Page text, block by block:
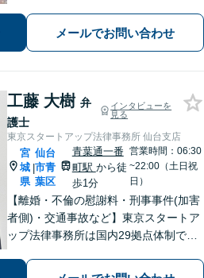
メールでお問い合わせ
工藤 大樹 弁
護士
インタビューを
見る
東京スタートアップ法律事務所 仙台支店
宮
城
県
|
仙台
市青
葉区
青葉通一番
町駅 から徒
歩1分
営業時間：06:30
~22:00（土日祝
日）
【離婚・不倫の慰謝料・刑事事件(加害
者側)・交通事故など】東京スタートア
ップ法律事務所は国内29拠点体制で全
対応(法律相談は完全予約制)】各分野で